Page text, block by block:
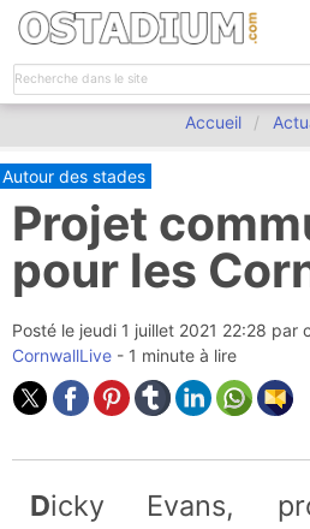
Accueil
Autour des stades
Projet
pour les
Posté le jeudi 1 juillet 2021 22:28 par
CornwallLive - 1 minute à lire
Dicky Evans, propriétaire des